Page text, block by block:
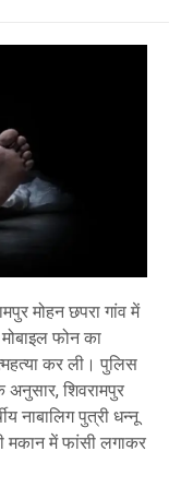
मोहन छपरा गांव में
फोन का
कर ली। पुलिस
शिवरामपुर
नाबालिग पुत्री धन्नू
मकान में फांसी लगाकर